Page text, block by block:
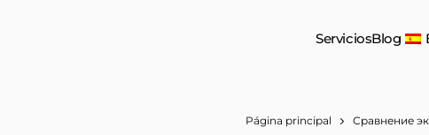
ServiciosBlog
Página principal Сравнение